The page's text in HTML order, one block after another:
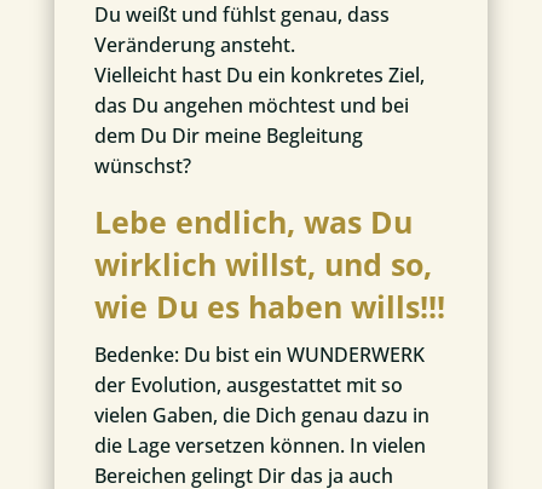
Du weißt und fühlst genau, dass
Veränderung ansteht.
Vielleicht hast Du ein konkretes Ziel,
das Du angehen möchtest und bei
dem Du Dir meine Begleitung
wünschst?
Lebe endlich, was Du
wirklich willst, und so,
wie Du es haben wills!!!
Bedenke: Du bist ein WUNDERWERK
der Evolution, ausgestattet mit so
vielen Gaben, die Dich genau dazu in
die Lage versetzen können. In vielen
Bereichen gelingt Dir das ja auch